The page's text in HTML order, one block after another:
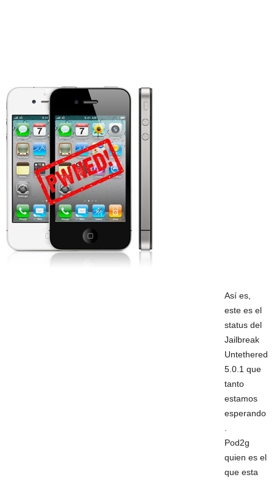
Así es,
este es el
status del
Jailbreak
Untethered
5.0.1 que
tanto
estamos
esperando
Pod2g
quien es el
que esta